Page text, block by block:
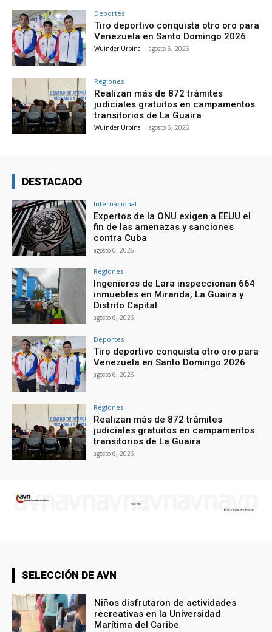
Deportes
Tiro deportivo conquista otro oro para
Venezuela en Santo Domingo 2026
Wuinder Urbina - agosto 6, 2026
Regiones
Realizan más de 872 trámites
judiciales gratuitos en campamentos
transitorios de La Guaira
Wuinder Urbina - agosto 6, 2026
DESTACADO
Internacional
Expertos de la ONU exigen a EEUU el
fin de las amenazas y sanciones
contra Cuba
agosto 6, 2026
Regiones
Ingenieros de Lara inspeccionan 664
inmuebles en Miranda, La Guaira y
Distrito Capital
agosto 6, 2026
Deportes
Tiro deportivo conquista otro oro para
Venezuela en Santo Domingo 2026
agosto 6, 2026
Regiones
Realizan más de 872 trámites
judiciales gratuitos en campamentos
transitorios de La Guaira
agosto 6, 2026
SELECCIÓN DE AVN
Niños disfrutaron de actividades
recreativas en la Universidad
Marítima del Caribe